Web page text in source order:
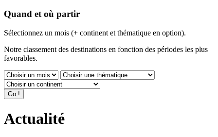
Quand et où partir
Sélectionnez un mois (+ continent et thématique en option).
Notre classement des destinations en fonction des périodes les plus
favorables.
Actualité